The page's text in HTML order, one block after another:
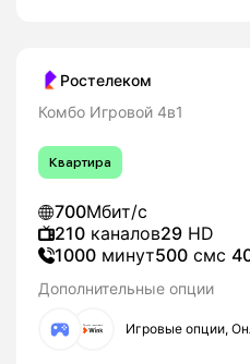
Ростелеком
Комбо Игровой 4в1
Квартира
700Мбит/с
210 каналов29 HD
1000 минут500 смс
Дополнительные опции
Игровые опции,